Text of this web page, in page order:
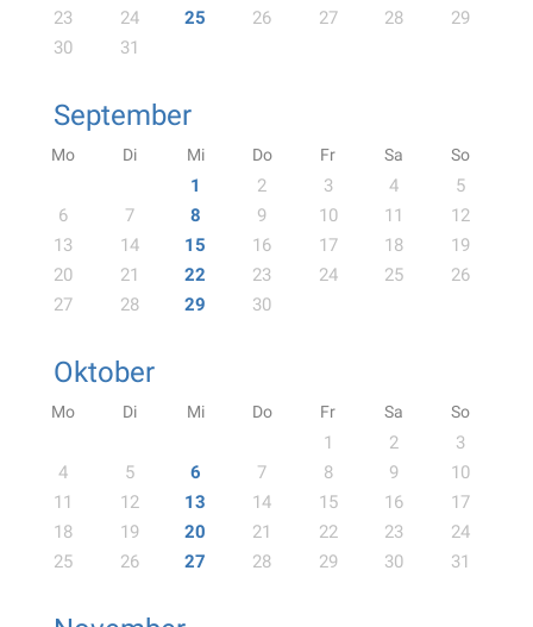
23
24 25 26 27 28
29
30
31
September
Mo Di Mi Do Fr Sa So
1 2 3 4
5
6
7 8 9 10 11
12
13
14 15 16 17 18
19
20
21 22 23 24 25
26
27
28 29 30
Oktober
Mo Di Mi Do Fr Sa So
1 2
3
4
5 6 7 8 9
10
11
12 13 14 15 16
17
18
19 20 21 22 23
24
25
26 27 28 29 30 31